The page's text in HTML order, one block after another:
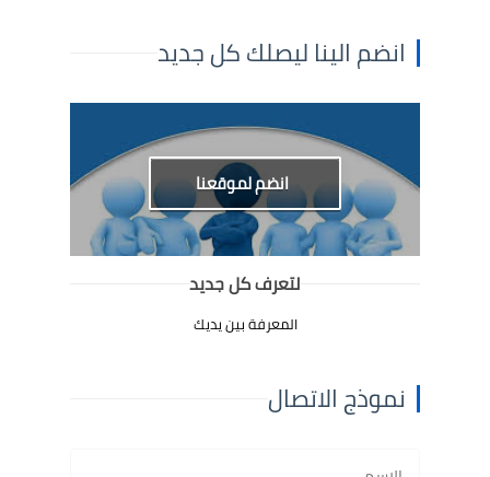
انضم الينا ليصلك كل جديد
انضم لموقعنا
لتعرف كل جديد
المعرفة بين يديك
نموذج الاتصال